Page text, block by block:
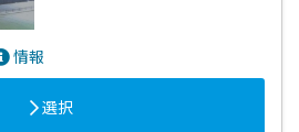
情報
選択